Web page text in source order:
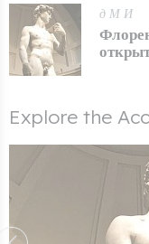
д М И
Explore the